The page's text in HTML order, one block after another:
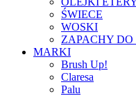
ŚWIECE
WOSKI
ZAPACHY
MARKI
Brush Up!
Claresa
Palu